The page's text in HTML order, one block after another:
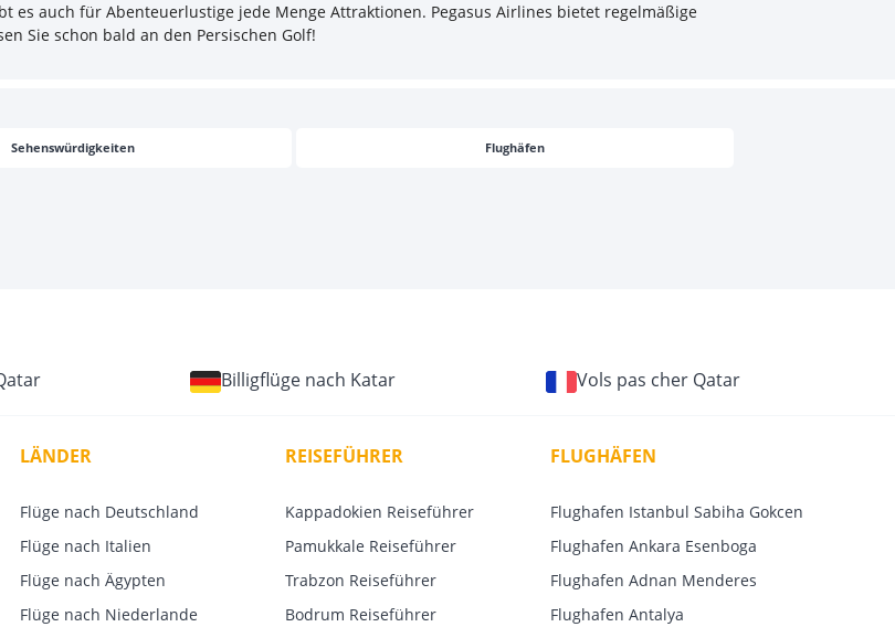
auch für Abenteuerlustige jede Menge Attraktionen. Pegasus Airlines bietet regelmäßige
Sie schon bald an den Persischen Golf!
Sehenswürdigkeiten Flughäfen
Billigflüge nach Katar Vols pas cher Qatar
LÄNDER
Flüge nach Deutschland
Flüge nach Italien
Flüge nach Ägypten
Flüge nach Niederlande
REISEFÜHRER
Kappadokien Reiseführer
Pamukkale Reiseführer
Trabzon Reiseführer
Bodrum Reiseführer
FLUGHÄFEN
Flughafen Istanbul Sabiha Gokcen
Flughafen Ankara Esenboga
Flughafen Adnan Menderes
Flughafen Antalya